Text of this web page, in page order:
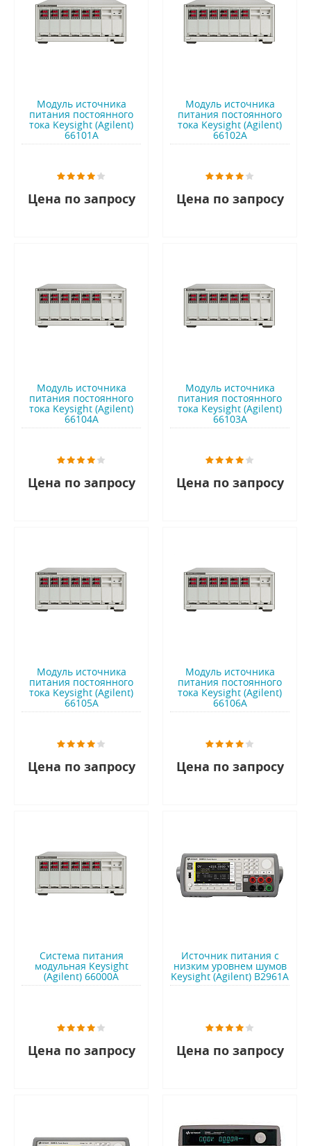
Модуль источника
питания постоянного
тока Keysight (Agilent)
66101A
Цена по запросу
Модуль источника
питания постоянного
тока Keysight (Agilent)
66102A
Цена по запросу
Модуль источника
питания постоянного
тока Keysight (Agilent)
66104A
Цена по запросу
Модуль источника
питания постоянного
тока Keysight (Agilent)
66103A
Цена по запросу
Модуль источника
питания постоянного
тока Keysight (Agilent)
66105A
Цена по запросу
Модуль источника
питания постоянного
тока Keysight (Agilent)
66106A
Цена по запросу
Система питания
модульная Keysight
(Agilent) 66000A
Цена по запросу
Источник питания с
низким уровнем шумов
Keysight (Agilent) B2961A
Цена по запросу